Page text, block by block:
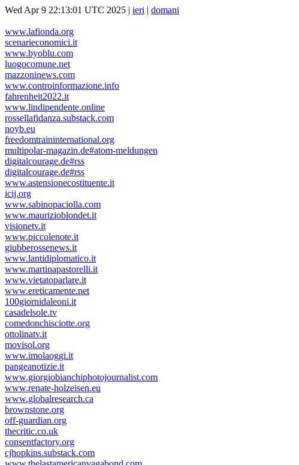
Wed Apr 9 22:13:01 UTC 2025 | ieri | domani
www.lafionda.org
scenarieconomici.it
www.byoblu.com
luogocomune.net
mazzoninews.com
www.controinformazione.info
fahrenheit2022.it
www.lindipendente.online
rossellafidanza.substack.com
noyb.eu
freedomtraininternational.org
multipolar-magazin.de#atom-meldungen
digitalcourage.de#rss
digitalcourage.de#rss
www.astensionecostituente.it
icij.org
www.sabinopaciolla.com
www.maurizioblondet.it
visionetv.it
www.piccolenote.it
giubberossenews.it
www.lantidiplomatico.it
www.martinapastorelli.it
www.vietatoparlare.it
www.ereticamente.net
100giornidaleoni.it
casadelsole.tv
comedonchisciotte.org
ottolinatv.it
movisol.org
www.imolaoggi.it
pangeanotizie.it
www.giorgiobianchiphotojournalist.com
www.renate-holzeisen.eu
www.globalresearch.ca
brownstone.org
off-guardian.org
thecritic.co.uk
consentfactory.org
cjhopkins.substack.com